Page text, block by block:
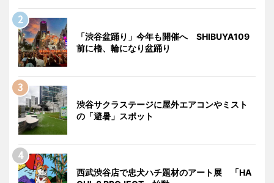
「渋谷盆踊り」今年も開催へ SHIBUYA109
前に櫓、輪になり盆踊り
渋谷サクラステージに屋外エアコンやミスト
の「避暑」スポット
西武渋谷店で忠犬ハチ題材のアート展 「HA